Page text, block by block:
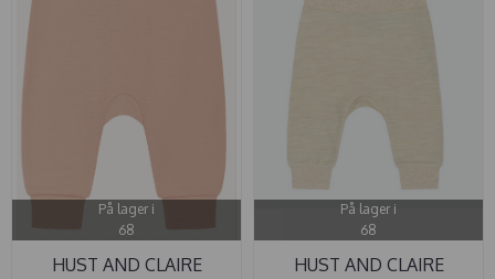
På lager i
68
HUST AND CLAIRE
På lager i
68
HUST AND CLAIRE